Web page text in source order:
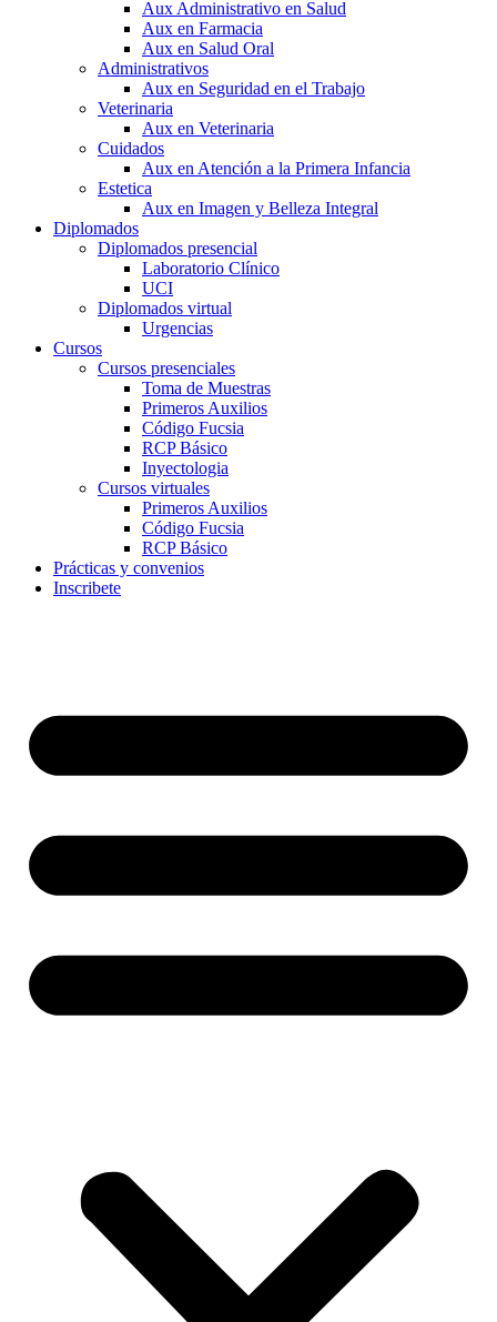
Aux Administrativo en Salud
Aux en Farmacia
Aux en Salud Oral
Administrativos
Aux en Seguridad en el Trabajo
Veterinaria
Aux en Veterinaria
Cuidados
Aux en Atención a la Primera Infancia
Estetica
Aux en Imagen y Belleza Integral
Diplomados
Diplomados presencial
Laboratorio Clínico
UCI
Diplomados virtual
Urgencias
Cursos
Cursos presenciales
Toma de Muestras
Primeros Auxilios
Código Fucsia
RCP Básico
Inyectologia
Cursos virtuales
Primeros Auxilios
Código Fucsia
RCP Básico
Prácticas y convenios
Inscribete